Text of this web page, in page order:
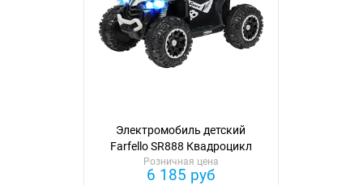
Электромобиль детский
Farfello SR888 Квадроцикл
Розничная цена
6 185 руб